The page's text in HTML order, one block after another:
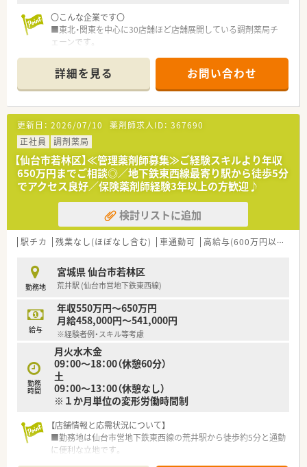
〇このような方にオススメです〇
■在宅経験があり、在宅対応スキルに更に磨きをかけたいとお考
えの方！
■在宅未経験だが、一からスキルを身に着けたいとお考えの方！
■管理薬剤師として店舗マネジメントの経験を積みたい。
■中規模の薬局で安定経営の企業で地域の方々に貢献したい。
〇こんな企業です〇
■東北・関東を中心に30店舗ほど店舗展開している調剤薬局チ
ェーンです。
宅・施設どちらも幅広く展開してる企業です。
■新卒・中途採用、双方行っており、特に若手が活躍している薬局
の多い会社です。e-ラーニング会社負担はもちろん、研修体制も
充実している会社です。
■今後の薬剤師業界の先を見据え、国の求める薬局ビジョンに沿
う店舗運営・社内教育を行っています。
※対人業務へ特化し、調剤の機械化・システムの導入に積極的
で、ドクター・患者様・その他コメディカルと連携し地域医療を支
える薬局作りを行っています
■患者様のために！地域医療への貢献を目指しています
■風通しが良い社風で積極的に学べる、挑戦出来る環境の社風で
す。大手ほど厳しいハードルを設けず、手を挙げてくれる社員に
はまず任せてみることを大事にしている薬局です。
■夏季・年末年始休暇の他、結婚休暇などの休暇制度が充実して
います。
〇こんな薬局です〇
■近隣の内科クリニックからの外来対応や、在宅への対応も今後
積極的に行っていく店舗です。
■仙台市内の多くの店舗で施設の処方を多く受けており、応援や
人事交流を通して薬剤師としての幅を広げつつ活躍出来る環境
があります。
≪業務内容≫
■今後新店の可能性もあるエリアで業務拡大に伴う増員の募集
です。複数店舗を掛け持ち経験を積みたい、管理薬剤師として店
舗マネジメントをしたい、在宅に深く関わっていきたいetc、あな
たのキャリアアップに繋がるプランを一緒に考え配置を進めま
■運転の伴う業務があるため、基本運転免許が必須になります。
■広く新卒、第二新卒の募集をしている薬局です。ご希望や適性
に応じ、面接後に実際の配属店舗を提案いたします。
詳細を見る お問い合わせ
更新日： 2026/07/10 薬剤師求人ID： 367690
正社員
調剤薬局
【仙台市若林区】≪管理薬剤師募集≫ご経験スキルより年収
650万円までご相談◎／地下鉄東西線最寄り駅から徒歩5分
でアクセス良好／保険薬剤師経験3年以上の方歓迎♪
検討リストに追加
駅チカ 残業なし(ほぼなし含む) 車通勤可 高給与(600万円以上)
勤務地
宮城県 仙台市若林区
荒井駅 (仙台市営地下鉄東西線)
給与
年収550万円～650万円
月給458,000円～541,000円
※経験者例・スキル等考慮
勤務
時間
月火水木金
09：00～18：00（休憩60分）
土
09：00～13：00（休憩なし）
※１か月単位の変形労働時間制
【店舗情報と応需状況について】
■勤務地は仙台市営地下鉄東西線の荒井駅から徒歩約5分と通勤
に便利な立地です。